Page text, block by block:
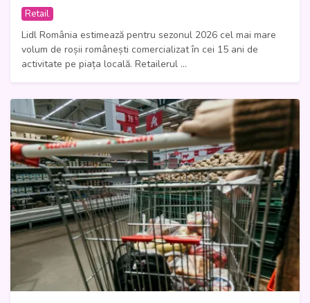
Retail
Lidl România estimează pentru sezonul 2026 cel mai mare
volum de roșii românești comercializat în cei 15 ani de
activitate pe piața locală. Retailerul ...